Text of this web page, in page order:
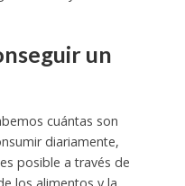
un
cuántas son
diariamente,
posible a través de